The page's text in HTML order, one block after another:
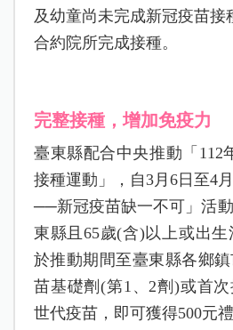
及幼童尚未完成新冠疫苗接
合約院所完成接種。
完整接種，增加免疫力
臺東縣配合中央推動「 112
接種運動」，自3月6 日至4
──新冠疫苗缺一不可」活
東縣且65歲(含)以上或出生
於推動期間至臺東縣各鄉
苗基礎劑(第1 、2劑)或首
世代疫苗，即可獲得500元